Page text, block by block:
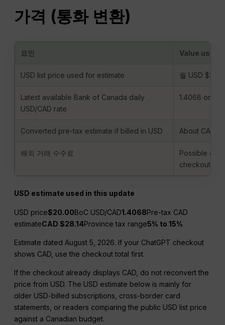
가격 (통화 변환)
요인 Value used
USD list price used for estimate 월 USD $20
Latest available Bank of Canada daily
USD/CAD rate
1.4068 on
Converted pre-tax estimate if billed in USD About CAD
해외 거래 수수료
Possible on
checkout
USD estimate used in this update
USD price$20.00BoC USD/CAD1.4068Pre-tax CAD
estimateCAD $28.14Province tax range5% to 15%
Estimate dated August 5, 2026. If your ChatGPT checkout
shows CAD, use the checkout total first.
If the checkout already displays CAD, do not reconvert the
price from USD. The USD estimate below is mainly for
older USD-billed subscriptions, cross-border card
statements, or readers comparing the public USD list price
against a Canadian budget.